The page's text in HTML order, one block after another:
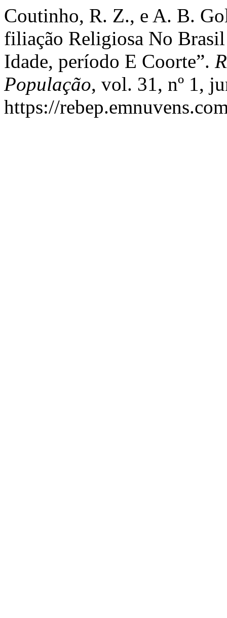
Coutinho, R. Z., e A. B.
filiação Religiosa No
Idade, período E Coorte”.
População, vol. 31, nº 1,
https://